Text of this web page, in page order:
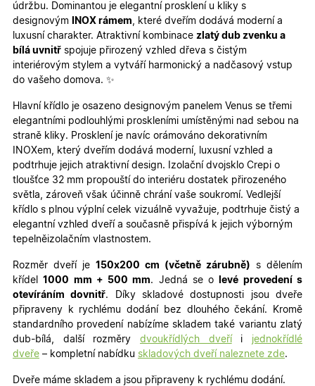
údržbu. Dominantou je elegantní prosklení u kliky s
designovým
INOX rámem, které dveřím dodává moderní a
luxusní charakter. Atraktivní kombinace zlatý dub zvenku a
bílá uvnitř spojuje přirozený vzhled dřeva s čistým
interiérovým stylem a vytváří harmonický a nadčasový vstup
do vašeho domova. ✨
Hlavní křídlo je osazeno designovým panelem Venus se třemi
elegantními podlouhlými proskleními umístěnými nad sebou na
straně kliky. Prosklení je navíc orámováno dekorativním
INOXem, který dveřím dodává moderní, luxusní vzhled a
podtrhuje jejich atraktivní design. Izolační dvojsklo Crepi o
tloušťce 32 mm propouští do interiéru dostatek přirozeného
světla, zároveň však účinně chrání vaše soukromí. Vedlejší
křídlo s plnou výplní celek vizuálně vyvažuje, podtrhuje čistý a
elegantní vzhled dveří a současně přispívá k jejich výborným
tepelněizolačním vlastnostem.
Rozměr dveří je 150x200 cm (včetně zárubně) s dělením
křídel1000 mm + 500 mm. Jedná se o levé provedení s
otevíráním dovnitř. Díky skladové dostupnosti jsou dveře
připraveny k rychlému dodání bez dlouhého čekání. Kromě
standardního provedení nabízíme skladem také variantu zlatý
dub-bílá, další rozměry dvoukřídlých dveříi jednokřídlé
dveře – kompletní nabídku skladových dveří naleznete zde.
Dveře máme skladem a jsou připraveny k rychlému dodání.